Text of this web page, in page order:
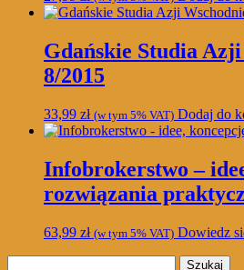
Gdańskie Studia
8/2015
33,99 zł (w tym 5% VAT) Dodaj do
Infobrokerstwo –
rozwiązania
63,99 zł (w tym 5% VAT) Dowiedz